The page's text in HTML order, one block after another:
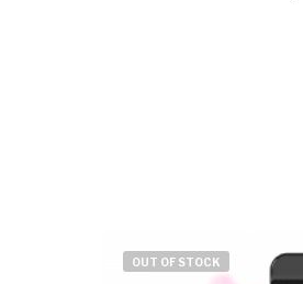
OUT OF STOCK